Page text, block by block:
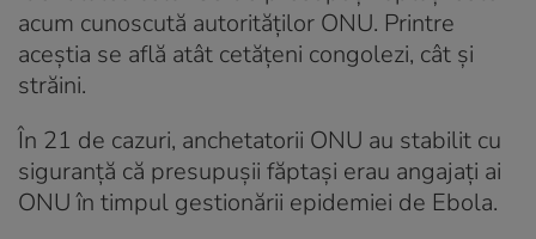
acum cunoscută autorităților ONU. Printre
aceștia se află atât cetățeni congolezi, cât și
străini.
În 21 de cazuri, anchetatorii ONU au stabilit cu
siguranță că presupușii făptași erau angajați ai
ONU în timpul gestionării epidemiei de Ebola.